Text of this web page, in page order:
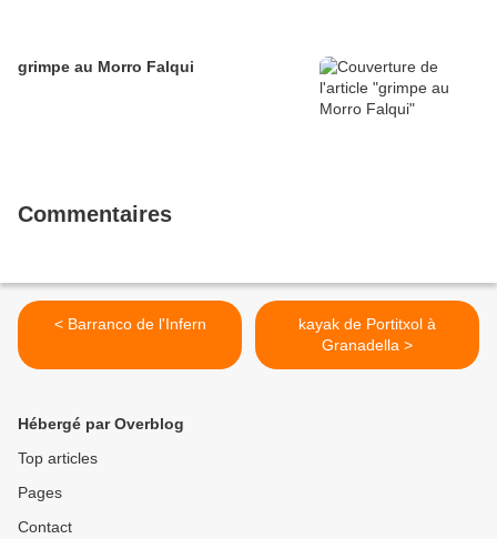
grimpe au Morro Falqui
Commentaires
< Barranco de l'Infern
kayak de Portitxol à
Granadella >
Hébergé par Overblog
Top articles
Pages
Contact